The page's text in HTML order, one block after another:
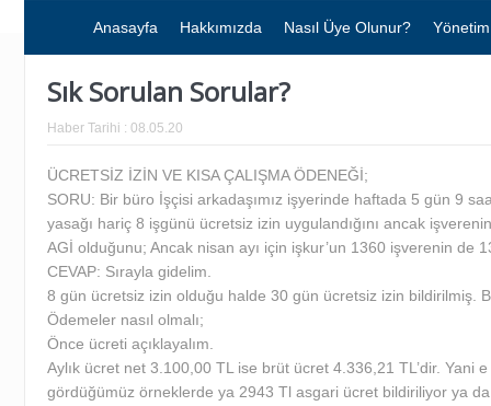
Anasayfa Hakkımızda Nasıl Üye Olunur?
Sık Sorulan Sorular?
Haber Tarihi : 08.05.20
ÜCRETSİZ İZİN VE KISA ÇALIŞMA ÖDENEĞİ;
SORU: Bir büro İşçisi arkadaşımız işyerinde haftada 5 gün 9
yasağı hariç 8 işgünü ücretsiz izin uygulandığını ancak
AGİ olduğunu; Ancak nisan ayı için işkur’un 1360 işverenin de
CEVAP: Sırayla gidelim.
8 gün ücretsiz izin olduğu halde 30 gün ücretsiz izin bildirilmiş.
Ödemeler nasıl olmalı;
Önce ücreti açıklayalım.
Aylık ücret net 3.100,00 TL ise brüt ücret 4.336,21 TL’dir. Yani
gördüğümüz örneklerde ya 2943 Tl asgari ücret bildiriliyor ya